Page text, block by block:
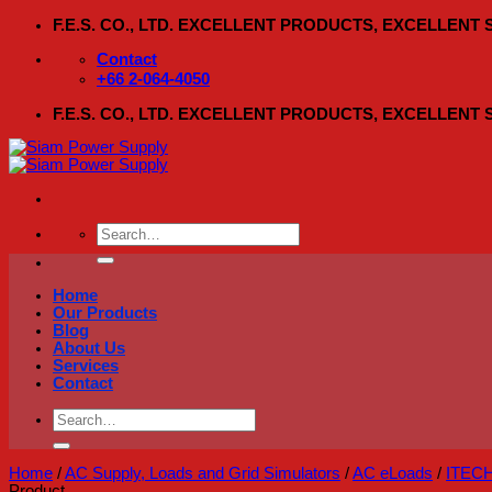
Skip
content
F.E.S. CO., LTD. EXCELLENT PRODUCTS, EXCELLENT
Contact
+66 2-064-4050
F.E.S. CO., LTD. EXCELLENT PRODUCTS, EXCELLENT
Search
for:
Home
Our Products
Blog
About Us
Services
Contact
Search
for:
Home /AC Supply, Loads and Grid Simulators /AC eLoads / ITECH